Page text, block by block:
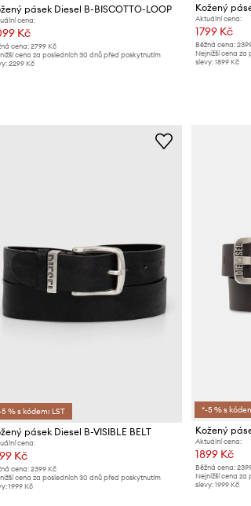
pásek Diesel B-BISCOTTO-LOOP
cena:
Kč
cena: 2799 Kč
cena za posledních 30 dnů před poskytnutím
2299 Kč
Kožený
Aktuální cena:
1799 Kč
Běžná cena:
Nejnižší cena
slevy: 1899 Kč
% s kódem: LST
pásek Diesel B-VISIBLE BELT
cena:
Kč
cena: 2399 Kč
cena za posledních 30 dnů před poskytnutím
1999 Kč
*-5 % s
Kožený
Aktuální cena:
1899 Kč
Běžná cena:
Nejnižší cena
slevy: 1999 Kč